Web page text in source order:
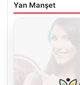
Yan Manşet